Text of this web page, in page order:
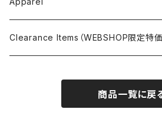
Option Parts For A800R
BD11
MTC2
SANWA
Schumacher
Ball Bearing Oil＜ボールベアリングオイル＞
Glue＜瞬間接着剤＞
1/12 Racing＜1/12レーシングタイヤ用＞
AWESOMATIX A800R＜A800R用オプショ
Accessories＜アクセサリー＞
Pinions/Spur Gears＜ピニオン/スパーギア＞
Tools＜ドライバー他＞
Batteries＜バッテリー（バッグ,コネクタ
DLC Black Spring Steel Chassis
Clearance Items（WEBSHOP限定特価
商品一覧に戻